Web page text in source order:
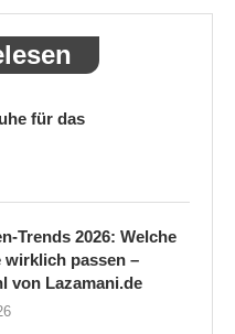
für das
Trends 2026: Welche
wirklich passen –
von Lazamani.de